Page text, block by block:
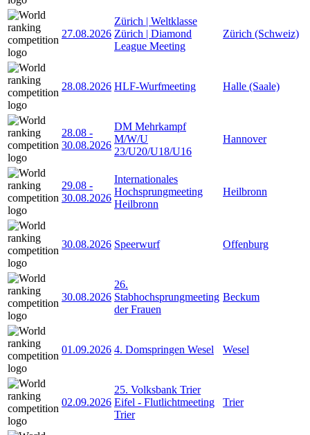
27.08.2026
Zürich | Weltklasse
Zürich | Diamond
League Meeting
Zürich (Schweiz)
28.08.2026 HLF-Wurfmeeting Halle (Saale)
28.08 -
30.08.2026
DM Mehrkampf
M/W/U
23/U20/U18/U16
Hannover
29.08 -
30.08.2026
Internationales
Hochsprungmeeting
Heilbronn
Heilbronn
30.08.2026 Speerwurf Offenburg
30.08.2026
26.
Stabhochsprungmeeting
der Frauen
Beckum
01.09.2026 4. Domspringen Wesel Wesel
02.09.2026
25. Volksbank Trier
Eifel - Flutlichtmeeting
Trier
Trier